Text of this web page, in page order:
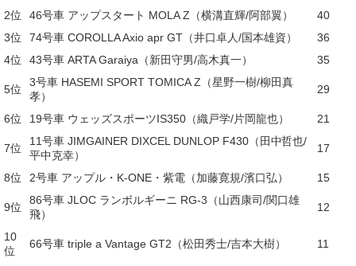
2位 46号車 アップスタート MOLA Z（横溝直輝/阿部翼）
40
3位
74号車 COROLLA Axio apr GT（井口卓人/国本雄資）
36
4位
43号車 ARTA Garaiya（新田守男/高木真一） 35
5位
3号車 HASEMI SPORT TOMICA Z（星野一樹/柳田真
孝）
29
6位 19号車 ウェッズスポーツIS350（織戸学/片岡龍也） 21
7位
11号車 JIMGAINER DIXCEL DUNLOP F430（田中哲也/
平中克幸）
17
8位 2号車 アップル・K-ONE・紫電（加藤寛規/濱口弘） 15
9位
86号車 JLOC ランボルギーニ RG-3（山西康司/関口雄
飛）
12
10
位
66号車 triple a Vantage GT2（松田秀士/吉本大樹） 11